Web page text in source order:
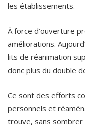
les établissements.
À force d’ouverture
améliorations.
lits de réanimation
donc plus du double
Ce sont des efforts
personnels et
trouve, sans